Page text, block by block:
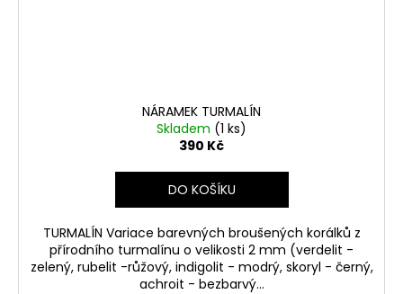
NÁRAMEK TURMALÍN
Skladem (1 ks)
390 Kč
DO KOŠÍKU
TURMALÍN Variace barevných broušených korálků z
přírodního turmalínu o velikosti 2 mm (verdelit -
zelený, rubelit -růžový, indigolit - modrý, skoryl - černý,
achroit - bezbarvý...